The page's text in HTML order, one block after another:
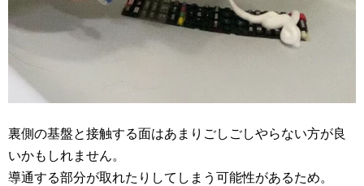
裏側の基盤と接触する面はあまりごしごしやらない方が良
いかもしれません。
導通する部分が取れたりしてしまう可能性があるため。